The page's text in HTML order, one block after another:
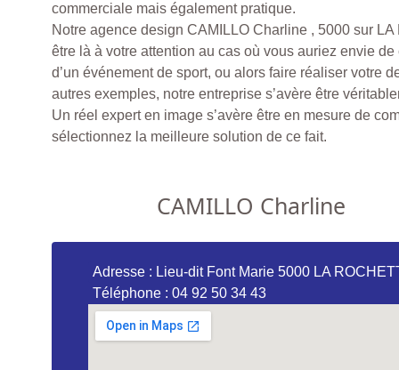
commerciale mais également pratique.
Notre agence design CAMILLO Charline , 5000 sur LA
être là à votre attention au cas où vous auriez envie
d’un événement de sport, ou alors faire réaliser votre
autres exemples, notre entreprise s’avère être
Un réel expert en image s’avère être en mesure de
sélectionnez la meilleure solution de ce fait.
CAMILLO Charline
Adresse : Lieu-dit Font Marie 5000 LA
Téléphone : 04 92 50 34 43